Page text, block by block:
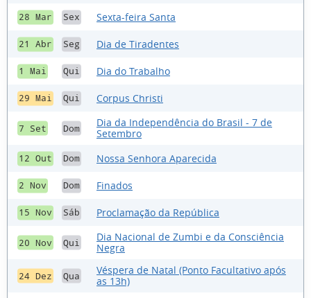
28 Mar Sex Sexta-feira Santa
21 Abr Seg Dia de Tiradentes
1 Mai Qui Dia do Trabalho
29 Mai Qui Corpus Christi
7 Set Dom
Dia da Independência do Brasil - 7 de
Setembro
12 Out Dom Nossa Senhora Aparecida
2 Nov Dom Finados
15 Nov Sáb Proclamação da República
20 Nov Qui
Dia Nacional de Zumbi e da Consciência
Negra
24 Dez Qua
Véspera de Natal (Ponto Facultativo após
as 13h)